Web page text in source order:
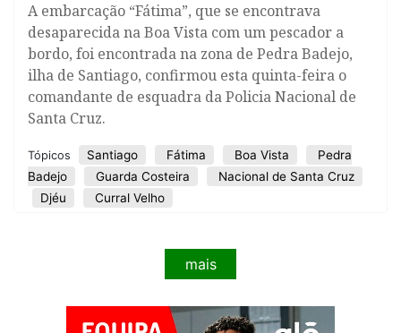
A embarcação “Fátima”, que se encontrava
desaparecida na Boa Vista com um pescador a
bordo, foi encontrada na zona de Pedra Badejo,
ilha de Santiago, confirmou esta quinta-feira o
comandante de esquadra da Policia Nacional de
Santa Cruz.
Tópicos Santiago Fátima Boa Vista
Pedra
Badejo
Guarda Costeira
Nacional de Santa Cruz
Djéu
Curral Velho
mais